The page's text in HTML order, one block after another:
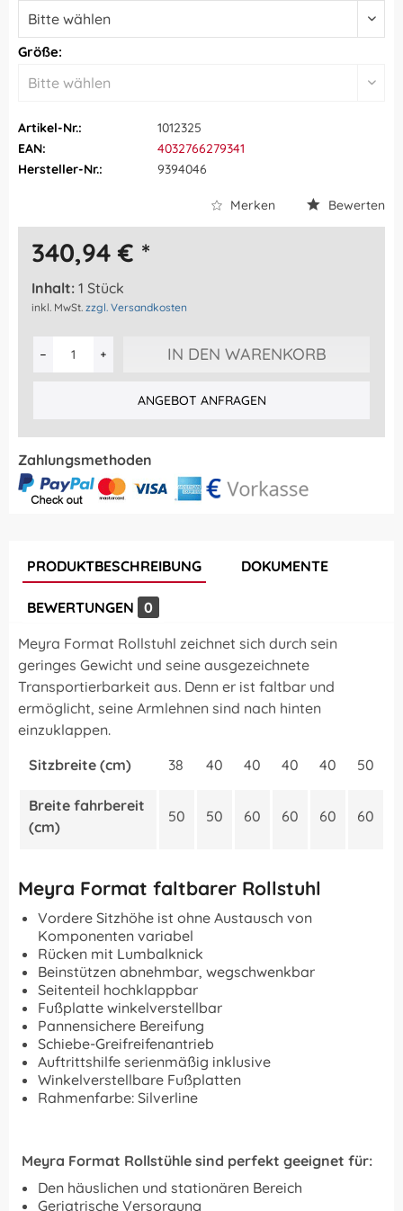
Größe:
Artikel-Nr.:
1012325
EAN:
4032766279341
Hersteller-Nr.:
9394046
Merken Bewerten
340,94 € *
Inhalt: 1 Stück
inkl. MwSt. zzgl. Versandkosten
IN DEN WARENKORB
ANGEBOT ANFRAGEN
Zahlungsmethoden
PRODUKTBESCHREIBUNG DOKUMENTE
BEWERTUNGEN 0
Meyra Format Rollstuhl zeichnet sich durch sein
geringes Gewicht und seine ausgezeichnete
Transportierbarkeit aus. Denn er ist faltbar und
ermöglicht, seine Armlehnen sind nach hinten
einzuklappen.
Sitzbreite (cm)
38 40 40 40 40 50
Breite fahrbereit
(cm)
50 50 60 60 60 60
Meyra Format faltbarer Rollstuhl
Vordere Sitzhöhe ist ohne Austausch von
Komponenten variabel
Rücken mit Lumbalknick
Beinstützen abnehmbar, wegschwenkbar
Seitenteil hochklappbar
Fußplatte winkelverstellbar
Pannensichere Bereifung
Schiebe-Greifreifenantrieb
Auftrittshilfe serienmäßig inklusive
Winkelverstellbare Fußplatten
Rahmenfarbe: Silverline
Meyra Format Rollstühle sind perfekt geeignet für:
Den häuslichen und stationären Bereich
Geriatrische Versorgung